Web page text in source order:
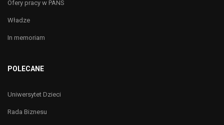
Ofery pracy w PANS
Władze
In memoriam
POLECANE
Uniwersytet Dzieci
Rada Biznesu